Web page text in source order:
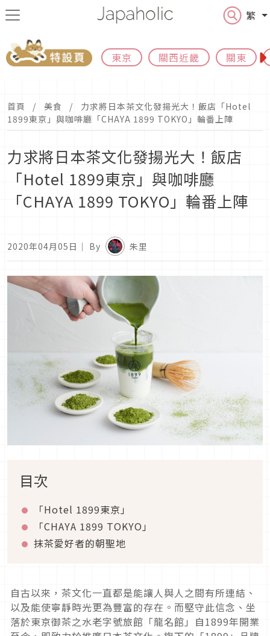
繁
東京 關西近畿 關東
首頁 美食
力求將日本茶文化發揚光大！飯店「Hotel
1899東京」與咖啡廳「CHAYA 1899 TOKYO」輪番上陣
力求將日本茶文化發揚光大！飯店
「Hotel 1899東京」與咖啡廳
「CHAYA 1899 TOKYO」輪番上陣
2020年04月05日 ｜ By 朱里
目次
「Hotel 1899東京」
「CHAYA 1899 TOKYO」
抹茶愛好者的朝聖地
自古以來，茶文化一直都是能讓人與人之間有所連結、
以及能使寧靜時光更為豐富的存在。而堅守此信念、坐
落於東京御茶之水老字號旅館「龍名館」自1899年開業